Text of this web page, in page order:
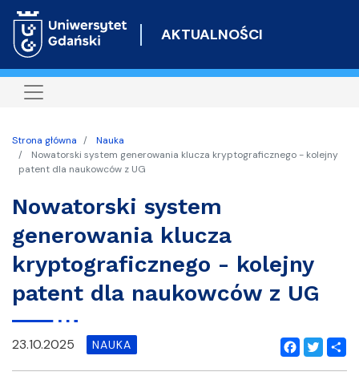
do
AKTUALNOŚCI
Strona główna
Nauka
Nowatorski system generowania klucza kryptograficznego - kolejny
patent dla naukowców z UG
Nowatorski system
generowania klucza
kryptograficznego - kolejny
patent dla naukowców z UG
Facebook
Twitter
23.10.2025 NAUKA